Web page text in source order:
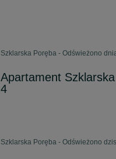
Szklarska Poręba - Odświeżono
Apartament
4
Szklarska Poręba - Odświeżono